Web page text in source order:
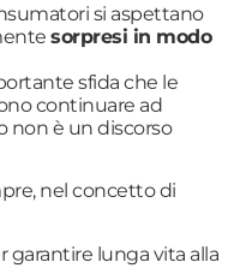
si aspettano
sorpresi in modo
sfida che le
continuare ad
non è un discorso
nel concetto di
garantire lunga vita alla